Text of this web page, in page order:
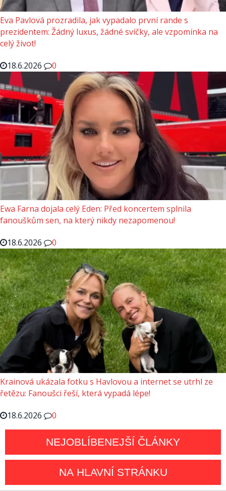
Eva Pavlová prozradila, jak vypadalo první rande s
prezidentem: Žádný luxus, žádné svíčky, ale vzpomínka na
celý život!
18.6.2026
0
Ewa Farna dojala celý Eden: Před koncertem splnila
fanouškům sen, na který nikdy nezapomenou!
18.6.2026
0
Krainová ukázala fotku s Havlovou a internet se utrhl ze
řetězu: Fanoušci řeší, která vypadá lépe!
18.6.2026
0
NEJOBLÍBENEJŠÍ ČLÁNKY
NA HLAVNÍ STRÁNKU